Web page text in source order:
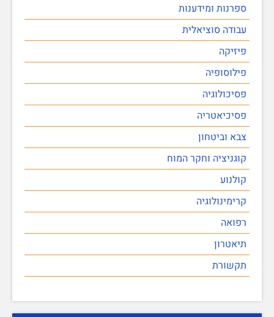
ספרנות ומידענות
עבודה סוציאלית
פיזיקה
פילוסופיה
פסיכולוגיה
פסיכיאטריה
צבא וביטחון
קוגניציה וחקר המוח
קולנוע
קרימינולוגיה
רפואה
תיאטרון
תקשורת